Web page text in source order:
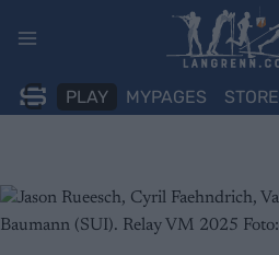
PLAY MYPAGES STORE